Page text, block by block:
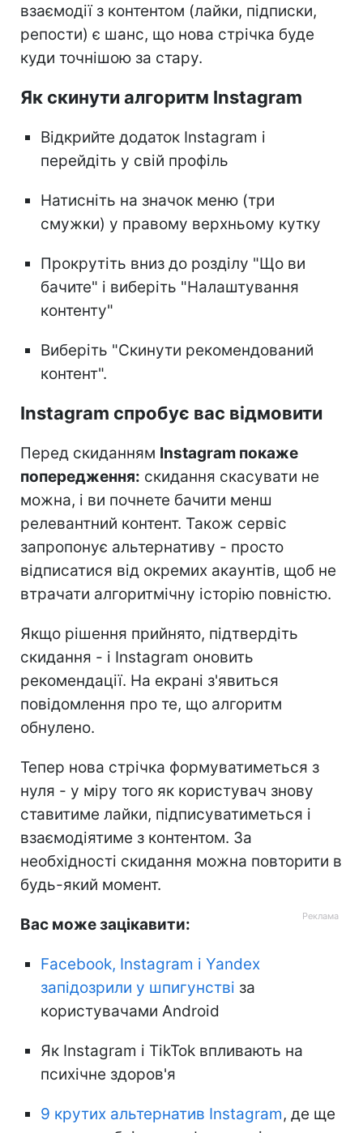
взаємодії з контентом (лайки, підписки,
репости) є шанс, що нова стрічка буде
куди точнішою за стару.
Як скинути алгоритм Instagram
Відкрийте додаток Instagram і
перейдіть у свій профіль
Натисніть на значок меню (три
смужки) у правому верхньому кутку
Прокрутіть вниз до розділу "Що ви
бачите" і виберіть "Налаштування
контенту"
Виберіть "Скинути рекомендований
контент".
Instagram спробує вас відмовити
Перед скиданням Instagram покаже
попередження: скидання скасувати не
можна, і ви почнете бачити менш
релевантний контент. Також сервіс
запропонує альтернативу - просто
відписатися від окремих акаунтів, щоб не
втрачати алгоритмічну історію повністю.
Якщо рішення прийнято, підтвердіть
скидання - і Instagram оновить
рекомендації. На екрані з'явиться
повідомлення про те, що алгоритм
обнулено.
Тепер нова стрічка формуватиметься з
нуля - у міру того як користувач знову
ставитиме лайки, підписуватиметься і
взаємодіятиме з контентом. За
необхідності скидання можна повторити в
будь-який момент.
Вас може зацікавити:
Facebook, Instagram і Yandex
запідозрили у шпигунстві за
користувачами Android
Як Instagram і TikTok впливають на
психічне здоров'я
9 крутих альтернатив Instagram, де ще